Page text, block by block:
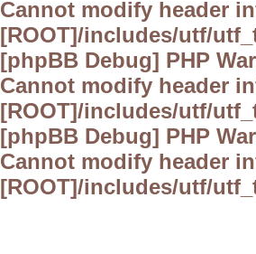
Cannot modify header
[ROOT]/includes/utf/
[phpBB Debug] PHP
Cannot modify header
[ROOT]/includes/utf/
[phpBB Debug] PHP
Cannot modify header
[ROOT]/includes/utf/